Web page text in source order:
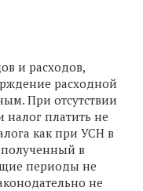
и расходов,
расходной
При отсутствии
налог платить не
как при УСН в
полученный в
периоды не
не